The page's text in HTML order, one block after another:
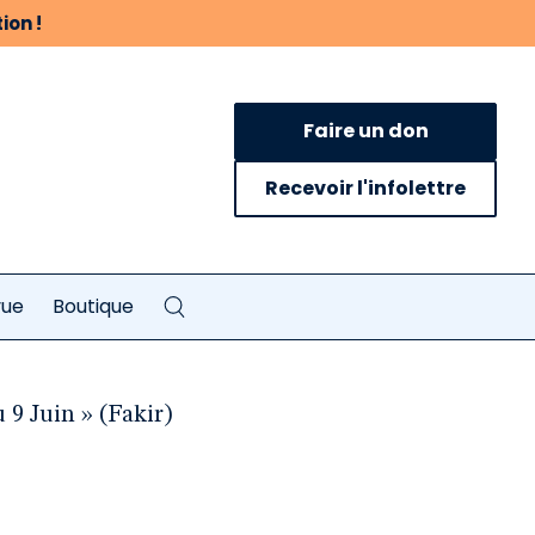
!
Faire un don
Recevoir l'infolettre
Boutique
9 Juin » (Fakir)